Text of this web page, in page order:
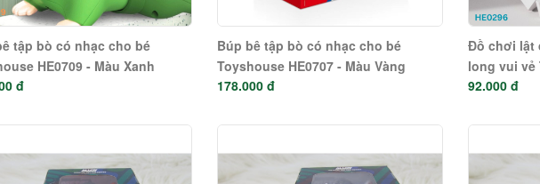
tập bò có nhạc cho bé
HE0709 - Màu Xanh
đ
Búp bê tập bò có nhạc cho bé
Toyshouse HE0707 - Màu Vàng
178.000 đ
Đồ chơi lật
long vui vẻ
92.000 đ